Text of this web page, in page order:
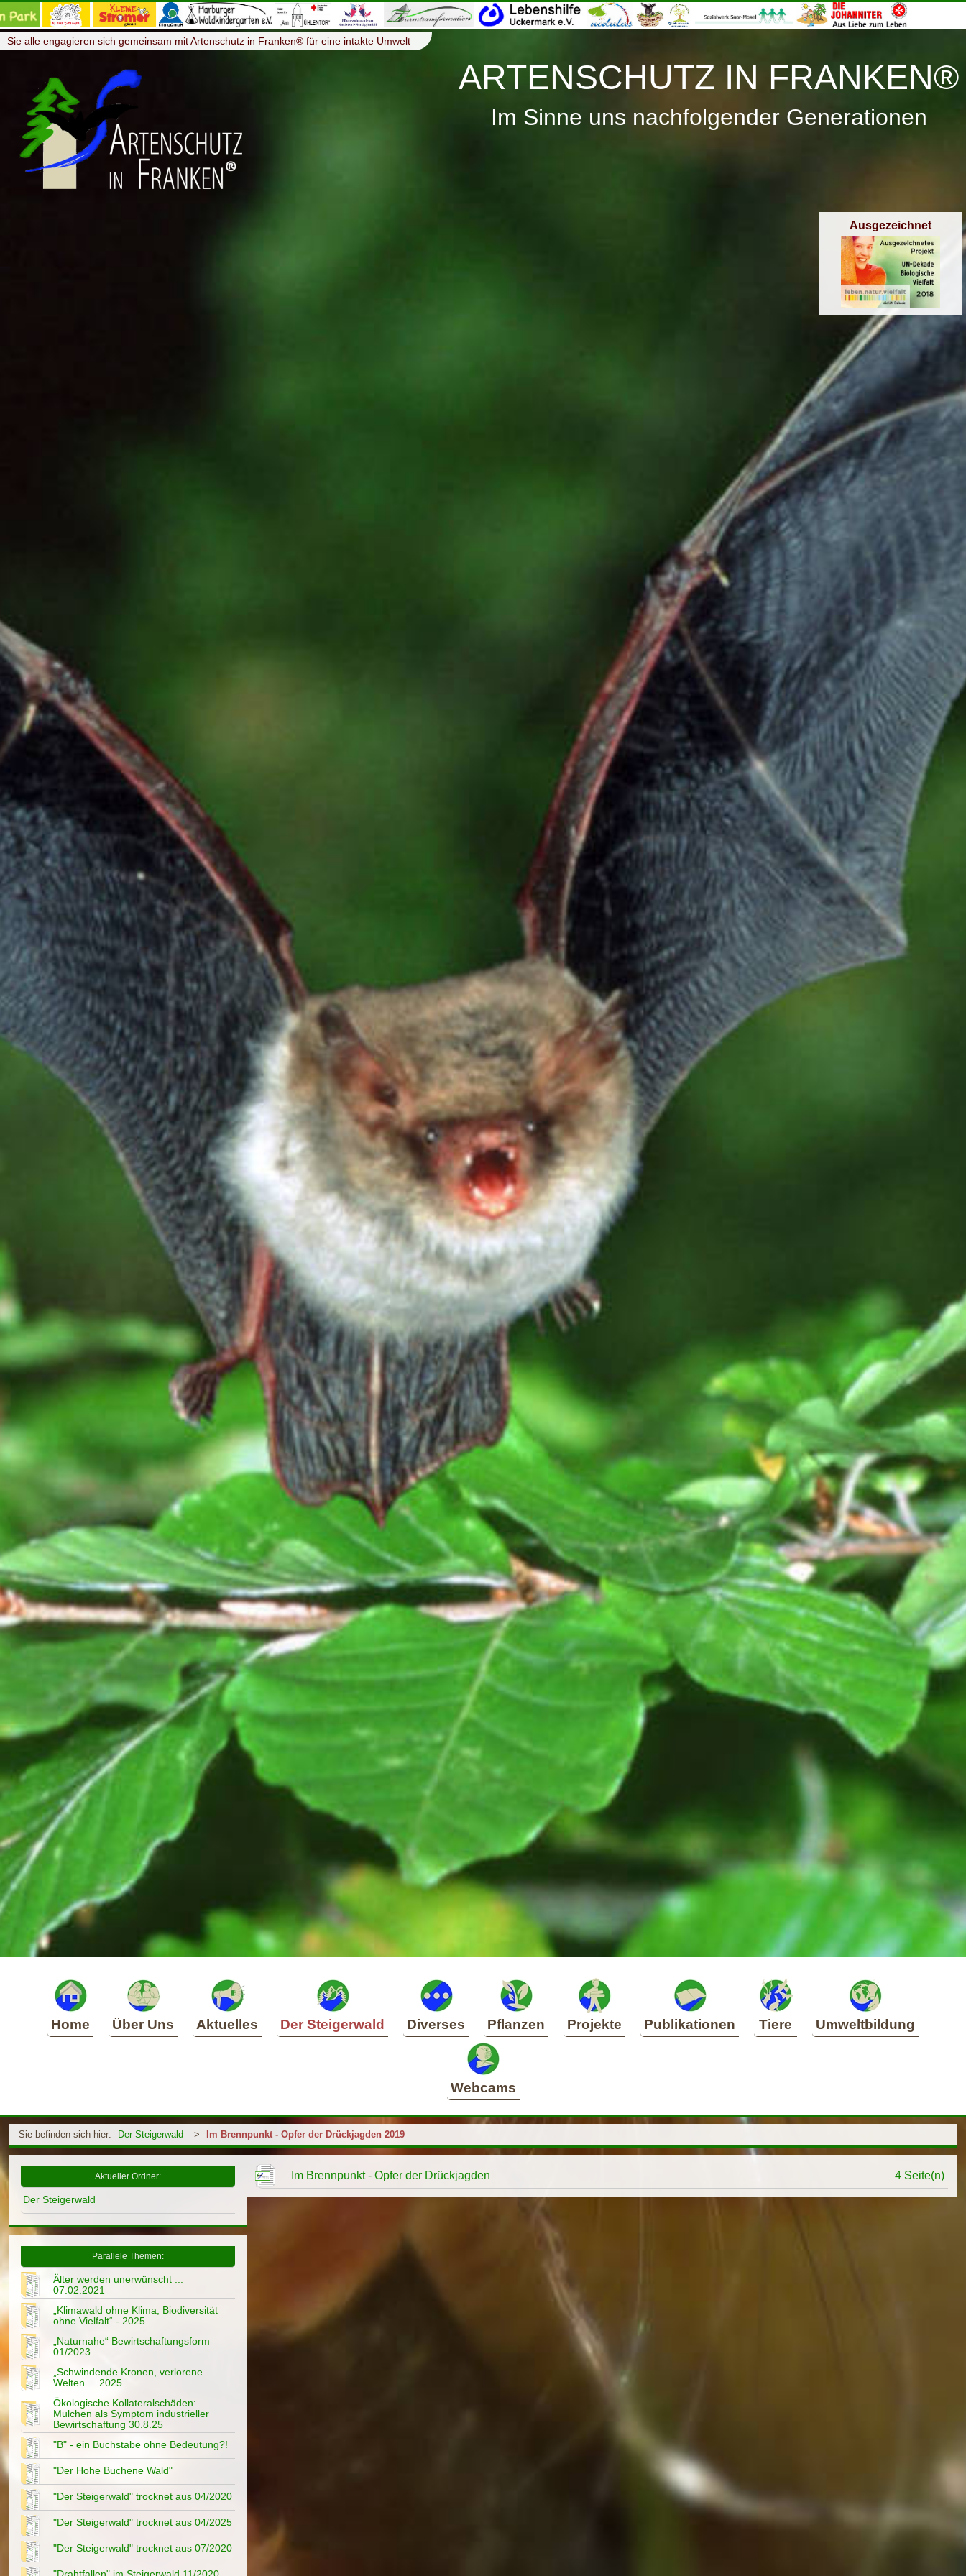
Menü
Sie alle engagieren sich gemeinsam mit Artenschutz in Franken® für eine intakte Umwelt
ARTENSCHUTZ IN FRANKEN®
Im Sinne uns nachfolgender Generationen
Ausgezeichnet
Home Über Uns Aktuelles Der Steigerwald Diverses Pflanzen Projekte Publikationen Tiere Umweltbildung
Webcams
Sie befinden sich hier: Der Steigerwald > Im Brennpunkt - Opfer der Drückjagden 2019
Im Brennpunkt - Opfer der Drückjagden 4 Seite(n)
Aktueller Ordner:
Der Steigerwald
Parallele Themen:
Älter werden unerwünscht ...
07.02.2021
„Klimawald ohne Klima, Biodiversität
ohne Vielfalt“ - 2025
„Naturnahe“ Bewirtschaftungsform
01/2023
„Schwindende Kronen, verlorene
Welten ... 2025
Ökologische Kollateralschäden:
Mulchen als Symptom industrieller
Bewirtschaftung 30.8.25
"B" - ein Buchstabe ohne Bedeutung?!
"Der Hohe Buchene Wald"
"Der Steigerwald" trocknet aus 04/2020
"Der Steigerwald" trocknet aus 04/2025
"Der Steigerwald" trocknet aus 07/2020